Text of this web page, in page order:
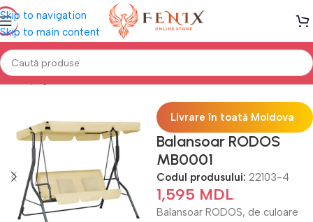
Skip to navigation
Skip to main content
Prima pagină Mobilă TERASĂ & GRĂDINĂ Balansoare Terasă
Livrare în toată Moldova
Balansoar RODOS
MB0001
Codul produsului: 22103-4
1,595 MDL
Balansoar RODOS, de culoare